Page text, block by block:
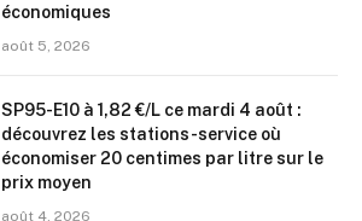
économiques
août 5, 2026
SP95-E10 à 1,82 €/L ce mardi 4 août :
découvrez les stations-service où
économiser 20 centimes par litre sur le
prix moyen
août 4, 2026